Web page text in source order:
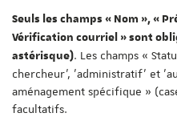
Seuls les champs « Nom », «
Vérification courriel » sont
astérisque). Les champs «
chercheur', 'administratif' et
aménagement spécifique »
facultatifs.